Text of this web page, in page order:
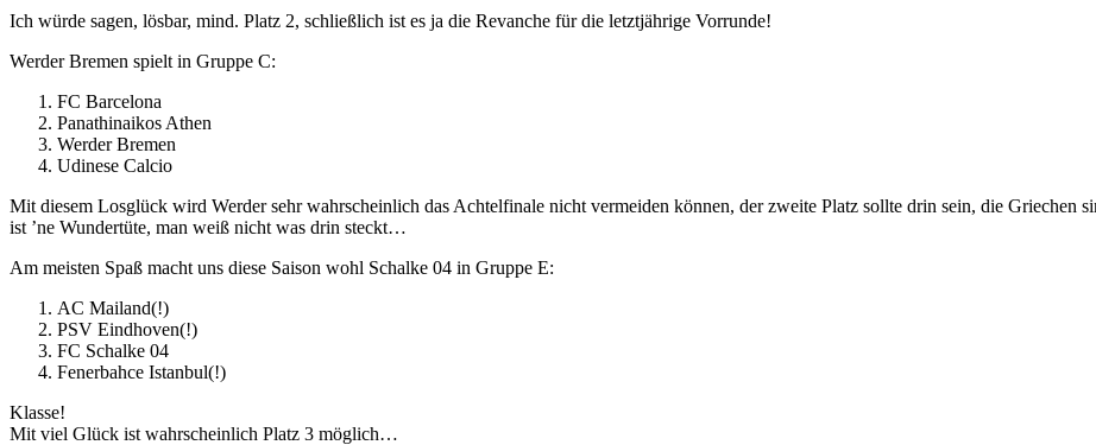
Ich würde sagen, lösbar, mind. Platz 2, schließlich ist es ja die Revanche für die letztjährige Vorrunde!
Werder Bremen spielt in Gruppe C:
FC Barcelona
Panathinaikos Athen
Werder Bremen
Udinese Calcio
Mit diesem Losglück wird Werder sehr wahrscheinlich das Achtelfinale nicht vermeiden können, der zweite Platz sollte drin sein, die Griechen
ist ’ne Wundertüte, man weiß nicht was drin steckt…
Am meisten Spaß macht uns diese Saison wohl Schalke 04 in Gruppe E:
AC Mailand(!)
PSV Eindhoven(!)
FC Schalke 04
Fenerbahce Istanbul(!)
Klasse!
Mit viel Glück ist wahrscheinlich Platz 3 möglich…